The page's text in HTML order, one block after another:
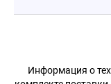
Информация о